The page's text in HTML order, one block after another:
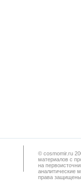
© cosmomir.ru
материалов с
на
аналитические
права защищены.